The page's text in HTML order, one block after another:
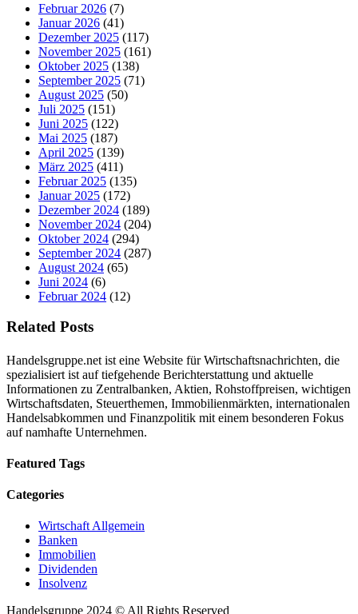
Februar 2026 (7)
Januar 2026 (41)
Dezember 2025 (117)
November 2025 (161)
Oktober 2025 (138)
September 2025 (71)
August 2025 (50)
Juli 2025 (151)
Juni 2025 (122)
Mai 2025 (187)
April 2025 (139)
März 2025 (411)
Februar 2025 (135)
Januar 2025 (172)
Dezember 2024 (189)
November 2024 (204)
Oktober 2024 (294)
September 2024 (287)
August 2024 (65)
Juni 2024 (6)
Februar 2024 (12)
Related Posts
Handelsgruppe.net ist eine Website für Wirtschaftsnachrichten, die
spezialisiert ist auf tiefgehende Berichterstattung und aktuelle
Informationen zu Zentralbanken, Aktien, Rohstoffpreisen, wichtigen
Wirtschaftsdaten, Steuerthemen, Immobilienmärkten, internationalen
Handelsabkommen und Finanzpolitik mit einem besonderen Fokus
auf namhafte Unternehmen.
Featured Tags
Categories
Wirtschaft Allgemein
Banken
Immobilien
Dividenden
Insolvenz
Handelsgruppe 2024 © All Rights Reserved